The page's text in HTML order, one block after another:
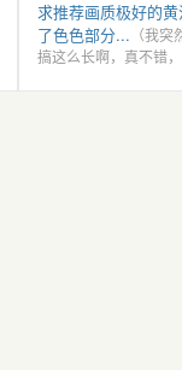
求推荐画质极好的
了色色部分... （我
搞这么长啊，真不错